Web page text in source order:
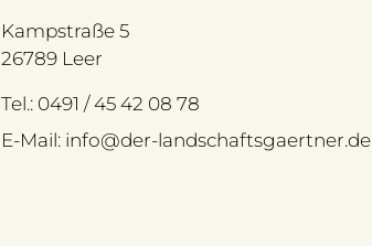
Kampstraße 5
26789 Leer
Tel.: 0491 / 45 42 08 78
E-Mail: info@der-landschaftsgaertner.de